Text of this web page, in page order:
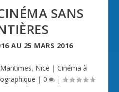
SANS
AU 25 MARS 2016
, Nice | Cinéma à
| 0 |